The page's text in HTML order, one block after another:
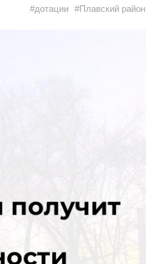
#дотации #Плавский район